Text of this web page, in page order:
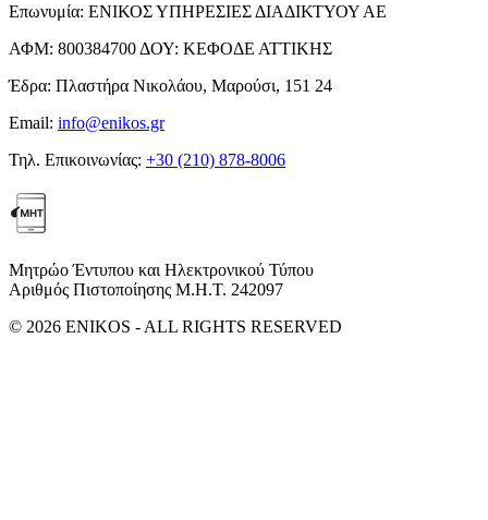
Επωνυμία: ΕΝΙΚΟΣ ΥΠΗΡΕΣΙΕΣ ΔΙΑΔΙΚΤΥΟΥ ΑΕ
ΑΦΜ: 800384700 ΔΟΥ: ΚΕΦΟΔΕ ΑΤΤΙΚΗΣ
Έδρα: Πλαστήρα Νικολάου, Μαρούσι, 151 24
Email: info@enikos.gr
Τηλ. Επικοινωνίας: +30 (210) 878-8006
Μητρώο Έντυπου και Ηλεκτρονικού Τύπου
Αριθμός Πιστοποίησης Μ.Η.Τ. 242097
© 2026 ENIKOS - ALL RIGHTS RESERVED